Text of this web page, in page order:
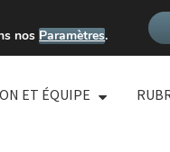
ET ÉQUIPE
nosParamètres.